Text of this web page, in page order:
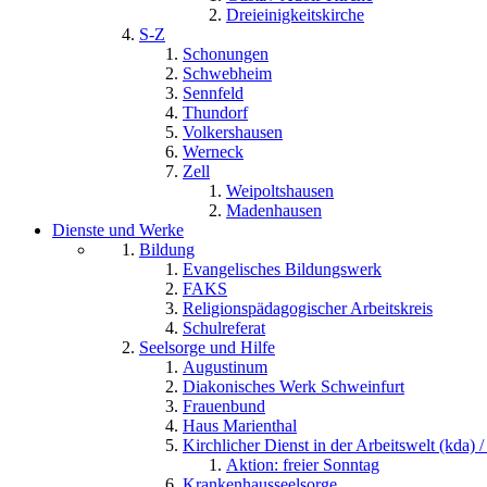
Dreieinigkeitskirche
S-Z
Schonungen
Schwebheim
Sennfeld
Thundorf
Volkershausen
Werneck
Zell
Weipoltshausen
Madenhausen
Dienste und Werke
Bildung
Evangelisches Bildungswerk
FAKS
Religionspädagogischer Arbeitskreis
Schulreferat
Seelsorge und Hilfe
Augustinum
Diakonisches Werk Schweinfurt
Frauenbund
Haus Marienthal
Kirchlicher Dienst in der Arbeitswelt (kda) /
Aktion: freier Sonntag